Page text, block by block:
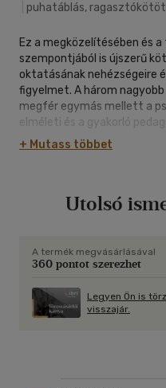
puhatáblás,
Ez a megközelítésében és
szempontjából is újszerű
oktatásának nehézségeire
figyelmet. A három
megfér egymás mellett a
elméleti és a gyakorló
irodalomtörténész írása is.
pedagógia problémákat
kirekesztés, az óvoda és a
emberekkel kapcsolatos
kérdésekkel foglalkozik.
+ Mutass többet
Utolsó
A termék megvásárlásával
360 pontot szerezhet
Legyen Ön is
visszajár.